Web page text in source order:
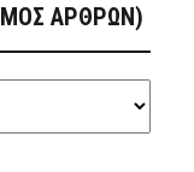
ΑΡΘΡΩΝ)